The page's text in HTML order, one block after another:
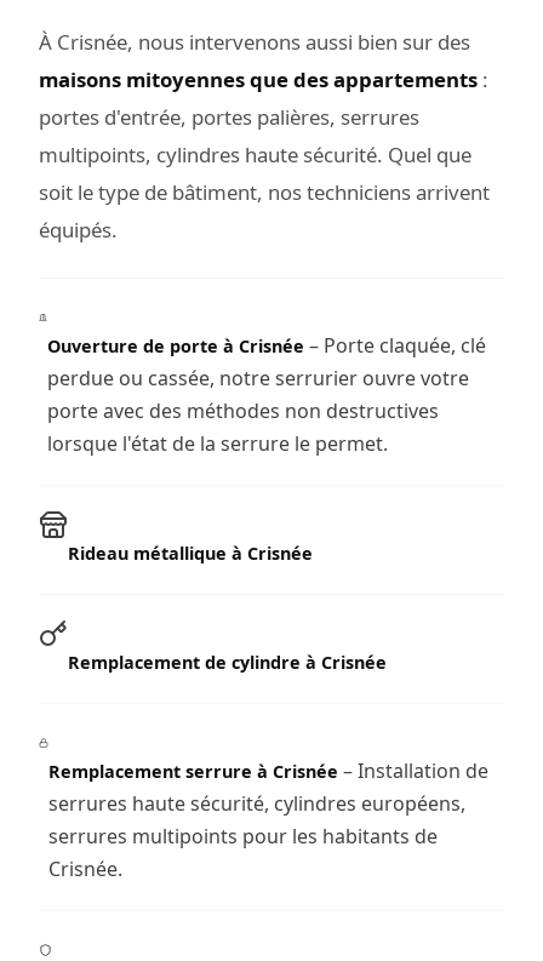
À Crisnée, nous intervenons aussi bien sur des
maisons mitoyennes que des appartements :
portes d'entrée, portes palières, serrures
multipoints, cylindres haute sécurité. Quel que
soit le type de bâtiment, nos techniciens arrivent
équipés.
Ouverture de porte à Crisnée – Porte claquée, clé
perdue ou cassée, notre serrurier ouvre votre
porte avec des méthodes non destructives
lorsque l'état de la serrure le permet.
Rideau métallique à Crisnée
Remplacement de cylindre à Crisnée
Remplacement serrure à Crisnée – Installation de
serrures haute sécurité, cylindres européens,
serrures multipoints pour les habitants de
Crisnée.